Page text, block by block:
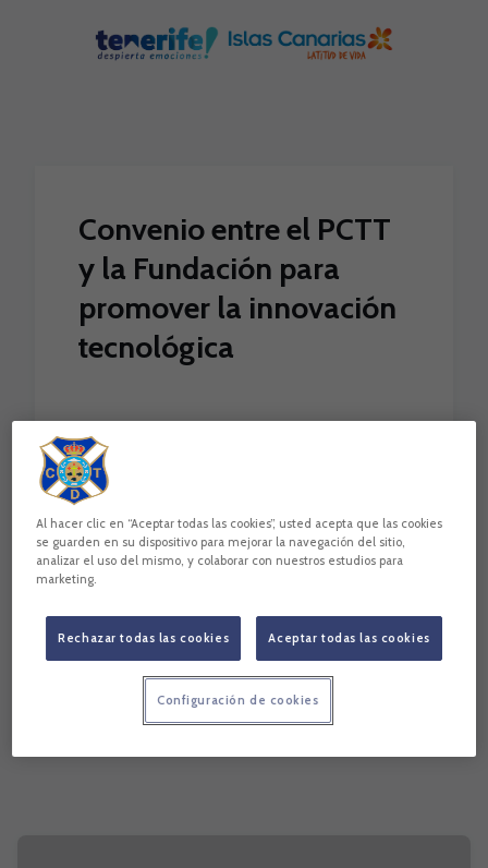
Convenio entre el PCTT
y la Fundación para
promover la innovación
tecnológica
Al hacer clic en “Aceptar todas las cookies”, usted acepta que las cookies
se guarden en su dispositivo para mejorar la navegación del sitio,
analizar el uso del mismo, y colaborar con nuestros estudios para
marketing.
Rechazar todas las cookies Aceptar todas las cookies
Configuración de cookies